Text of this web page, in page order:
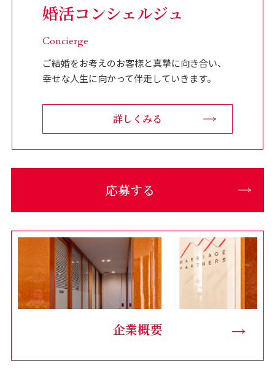
婚活コンシェルジュ
Concierge
ご結婚をお考えのお客様と真摯に向き合い、
幸せな人生に向かって伴走していきます。
詳しくみる
応募する
企業概要